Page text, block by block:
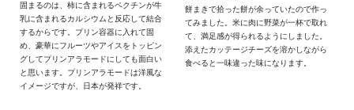
固まるのは、柿に含まれるペクチンが牛
乳に含まれるカルシウムと反応して結合
するからです。プリン容器に入れて固
め、豪華にフルーツやアイスをトッピン
グしてプリンアラモードにしても面白い
と思います。プリンアラモードは洋風な
イメージですが、日本が発祥です。
餅まきで拾った餅が余っていたので作っ
てみました。米に肉に野菜が一杯で取れ
て、満足感が得られるようにしました。
添えたカッテージチーズを溶かしながら
食べると一味違った味になります。